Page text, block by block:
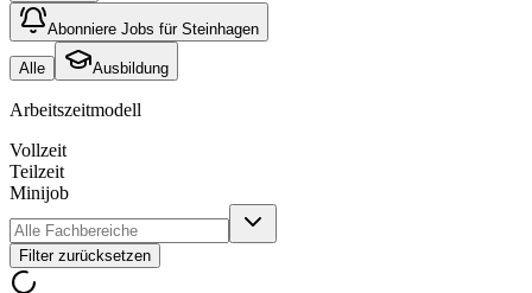
Abonniere Jobs für Steinhagen
Alle Ausbildung
Arbeitszeitmodell
Vollzeit
Teilzeit
Minijob
Filter zurücksetzen